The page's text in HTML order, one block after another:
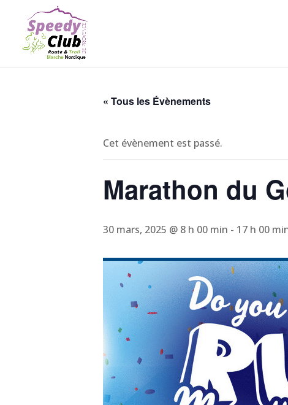
« Tous les Évènements
Cet évènement est passé.
Marathon du
30 mars, 2025 @ 8 h 00 min - 17 h 00